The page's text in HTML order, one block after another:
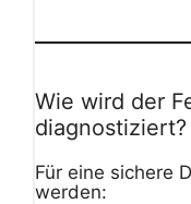
Wie wird der
diagnostiziert?
Für eine sichere
werden: